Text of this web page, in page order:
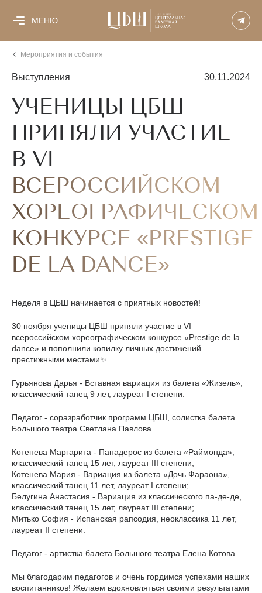
МЕНЮ
Мероприятия и события
Выступления 30.11.2024
УЧЕНИЦЫ ЦБШ
ПРИНЯЛИ УЧАСТИЕ
В VI
ВСЕРОССИЙСКОМ
ХОРЕОГРАФИЧЕСКОМ
КОНКУРСЕ «PRESTIGE
DE LA DANCE»
Неделя в ЦБШ начинается с приятных новостей!
30 ноября ученицы ЦБШ приняли участие в VI
всероссийском хореографическом конкурсе «Prestige de la
dance» и пополнили копилку личных достижений
престижными местами✨
Гурьянова Дарья - Вставная вариация из балета «Жизель»,
классический танец 9 лет, лауреат I степени.
Педагог - соразработчик программ ЦБШ, солистка балета
Большого театра Светлана Павлова.
Котенева Маргарита - Панадерос из балета «Раймонда»,
классический танец 15 лет, лауреат III степени;
Котенева Мария - Вариация из балета «Дочь Фараона»,
классический танец 11 лет, лауреат I степени;
Белугина Анастасия - Вариация из классического па-де-де,
классический танец 15 лет, лауреат III степени;
Митько София - Испанская рапсодия, неоклассика 11 лет,
лауреат II степени.
Педагог - артистка балета Большого театра Елена Котова.
Мы благодарим педагогов и очень гордимся успехами наших
воспитанников! Желаем вдохновляться своими результатами